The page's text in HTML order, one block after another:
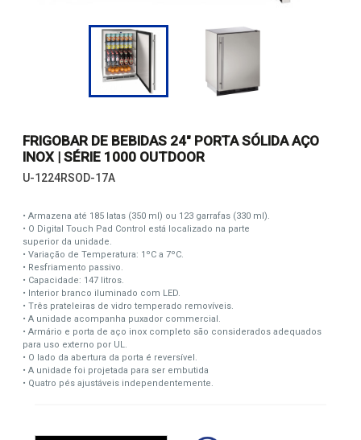
FRIGOBAR DE BEBIDAS 24" PORTA SÓLIDA AÇO
INOX | SÉRIE 1000 OUTDOOR
U-1224RSOD-17A
• Armazena até 185 latas (350 ml) ou 123 garrafas (330 ml).
• O Digital Touch Pad Control está localizado na parte
superior da unidade.
• Variação de Temperatura: 1ºC a 7ºC.
• Resfriamento passivo.
• Capacidade: 147 litros.
• Interior branco iluminado com LED.
• Três prateleiras de vidro temperado removíveis.
• A unidade acompanha puxador commercial.
• Armário e porta de aço inox completo são considerados adequados
para uso externo por UL.
• O lado da abertura da porta é reversível.
• A unidade foi projetada para ser embutida
• Quatro pés ajustáveis independentemente.